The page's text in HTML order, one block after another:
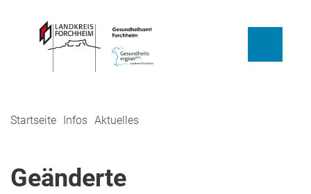
Startseite Infos Aktuelles
Geänderte